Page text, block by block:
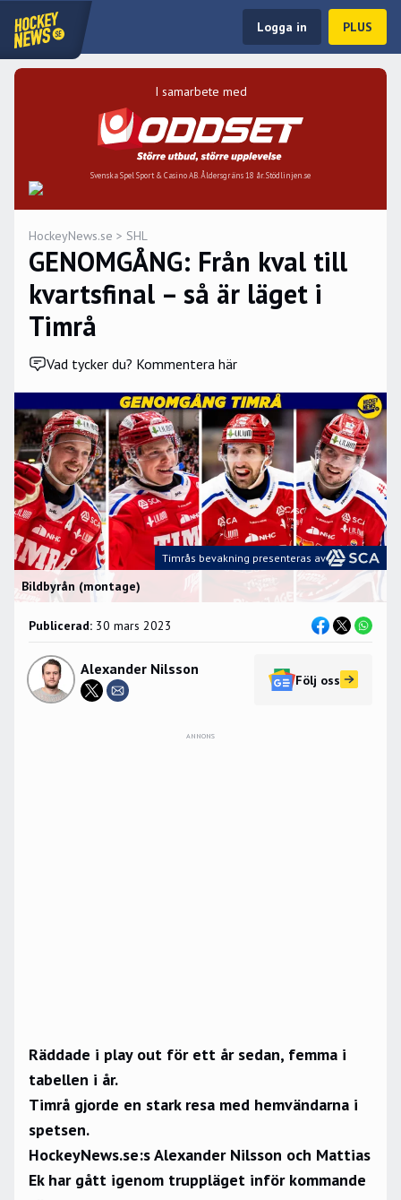
Logga in PLUS
I samarbete med
Svenska Spel Sport & Casino AB. Åldersgräns 18 år. Stödlinjen.se
HockeyNews.se > SHL
GENOMGÅNG: Från kval till
kvartsfinal – så är läget i
Timrå
Vad tycker du? Kommentera här
Bildbyrån (montage)
Timrås bevakning presenteras av
Publicerad: 30 mars 2023
Alexander Nilsson
Följ oss
ANNONS
Räddade i play out för ett år sedan, femma i
tabellen i år.
Timrå gjorde en stark resa med hemvändarna i
spetsen.
HockeyNews.se:s Alexander Nilsson och Mattias
Ek har gått igenom truppläget inför kommande